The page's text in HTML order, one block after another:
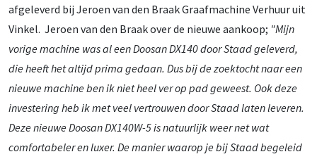
afgeleverd bij Jeroen van den Braak Graafmachine Verhuur uit
Vinkel. Jeroen van den Braak over de nieuwe aankoop; "Mijn
vorige machine was al een Doosan DX140 door Staad geleverd,
die heeft het altijd prima gedaan. Dus bij de zoektocht naar een
nieuwe machine ben ik niet heel ver op pad geweest. Ook deze
investering heb ik met veel vertrouwen door Staad laten leveren.
Deze nieuwe Doosan DX140W-5 is natuurlijk weer net wat
comfortabeler en luxer. De manier waarop je bij Staad begeleid